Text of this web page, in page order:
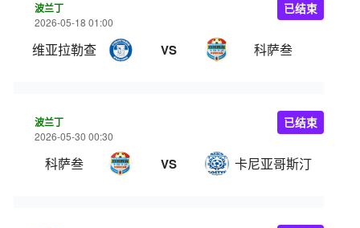
波兰丁
2026-05-18 01:00
维亚拉勒查 VS 科萨叁
已结束
波兰丁
2026-05-30 00:30
科萨叁 VS 卡尼亚哥斯汀
已结束